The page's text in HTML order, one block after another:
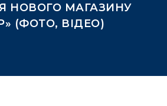
НОВОГО МАГАЗИНУ
(ФОТО, ВІДЕО)